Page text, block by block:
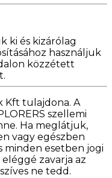
ki és kizárólag
használjuk
közzétett
Kft tulajdona. A
szellemi
Ha meglátjuk,
vagy egészben
minden esetben jogi
zavarja az
ne tedd.